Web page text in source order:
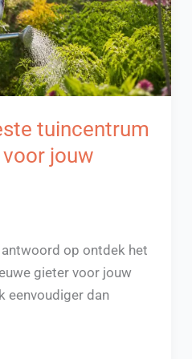
tuincentrum
jouw
op ontdek het
gieter voor jouw
eenvoudiger dan